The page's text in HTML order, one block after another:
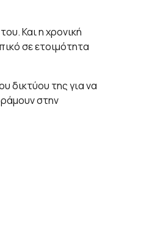
Και η χρονική
σε ετοιμότητα
δικτύου της για να
στην